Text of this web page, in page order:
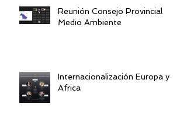
Reunión Consejo Provincial
Medio Ambiente
Internacionalización Europa y
Africa